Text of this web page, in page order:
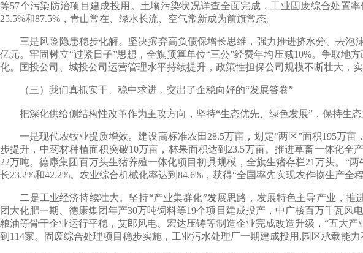
等57个污染防治项目建成投用。土壤污染状况详查全面完成，工业固废综合处置
25.5%和87.5%，青山常在、绿水长流、空气常新成为前旗常态。
三是风险隐患稳步化解。坚决摈弃高负债保增长思维，强力推进挤水分、去泡
亿元。牢固树立“过紧日子”思想，全旗预算单位“三公”经费年均压减10%。争取
化。国投公司、城投公司运营管理水平持续提升，政策性担保公司规模不断壮大，
（三）我们真抓实干、稳中求进，交出了企稳向好的“发展答卷”
把深化供给侧结构性改革作为主攻方向，坚持“生态优先、绿色发展”，保持生态
一是现代农牧业提质增效。建设高标准农田28.5万亩，划定“两区”面积195万亩
步提升，中药材种植面积突破10万亩，林果面积达到23.5万亩。推进草畜一体化
22万吨。德康集团百万头生猪养殖一体化项目初具规模，全旗生猪存栏21万头。“
长23.2%和42.2%。农业综合机械化率达到84.6%，获得“全国率先实现农作物生产全
二是工业经济持续壮大。坚持“产业集群化”发展思路，发展特色主导产业，推
团大化肥一期、德康集团年产30万吨饲料等19个项目建成投产，中广核百万千瓦
粮油等骨干企业运行平稳，艾郎风电、宏达压铸等制造企业完成改造升级，“五大
到114家。固废综合处理项目稳步实施，工业污水处理厂一期建成投用,园区承载能